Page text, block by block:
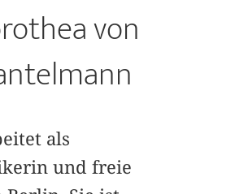
von
als
und freie